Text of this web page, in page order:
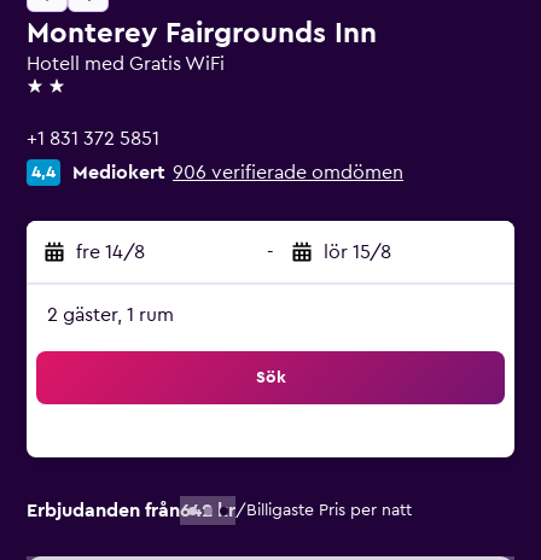
Monterey Fairgrounds Inn
Hotell med Gratis WiFi
2 stjärnor
+1 831 372 5851
4,4 Mediokert 906 verifierade omdömen
fre 14/8 - lör 15/8
2 gäster, 1 rum
Sök
Erbjudanden från642 kr/ Billigaste Pris per natt